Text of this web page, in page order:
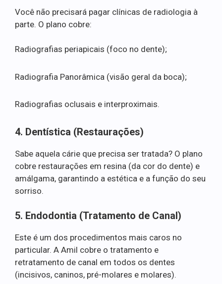
Você não precisará pagar clínicas de radiologia à
parte. O plano cobre:
Radiografias periapicais (foco no dente);
Radiografia Panorâmica (visão geral da boca);
Radiografias oclusais e interproximais.
4. Dentística (Restaurações)
Sabe aquela cárie que precisa ser tratada? O plano
cobre restaurações em resina (da cor do dente) e
amálgama, garantindo a estética e a função do seu
sorriso.
5. Endodontia (Tratamento de Canal)
Este é um dos procedimentos mais caros no
particular. A Amil cobre o tratamento e
retratamento de canal em todos os dentes
(incisivos, caninos, pré-molares e molares).